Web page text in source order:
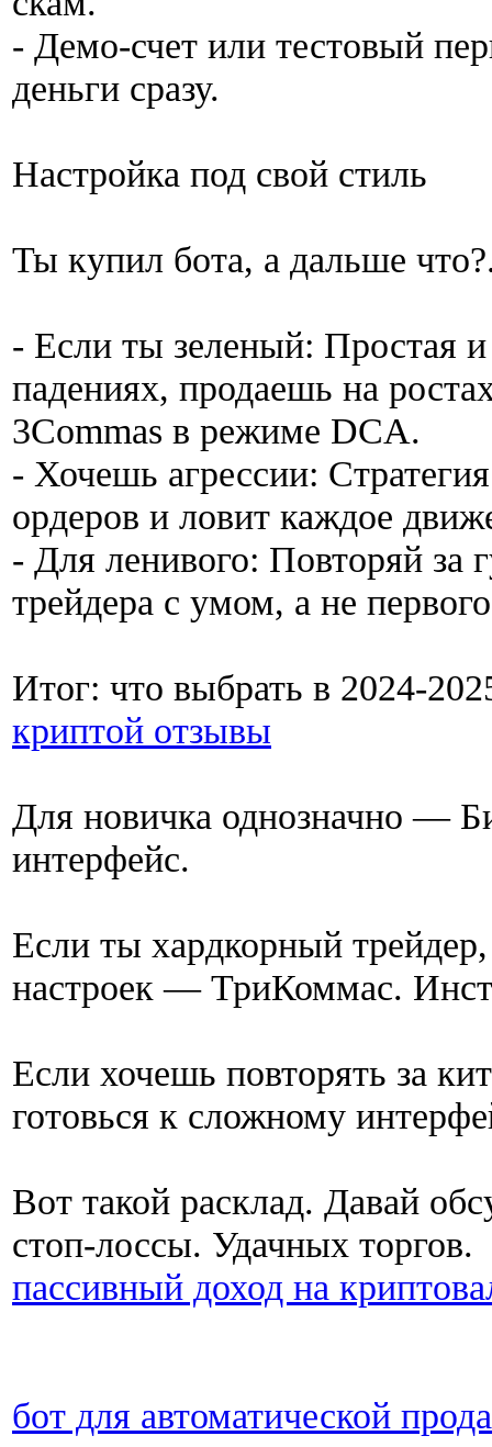
- Демо-счет или тестовый
деньги сразу.
Настройка под свой стиль
Ты купил бота, а дальше
- Если ты зеленый: Простая
падениях, продаешь на
3Commas в режиме DCA.
- Хочешь агрессии:
ордеров и ловит каждое
- Для ленивого: Повторяй за
трейдера с умом, а не
Итог: что выбрать в 2024-
криптой отзывы
Для новичка однозначно —
интерфейс.
Если ты хардкорный
настроек — ТриКоммас.
Если хочешь повторять за
готовься к сложному
Вот такой расклад. Давай
стоп-лоссы. Удачных торгов.
пассивный доход на
бот для автоматической